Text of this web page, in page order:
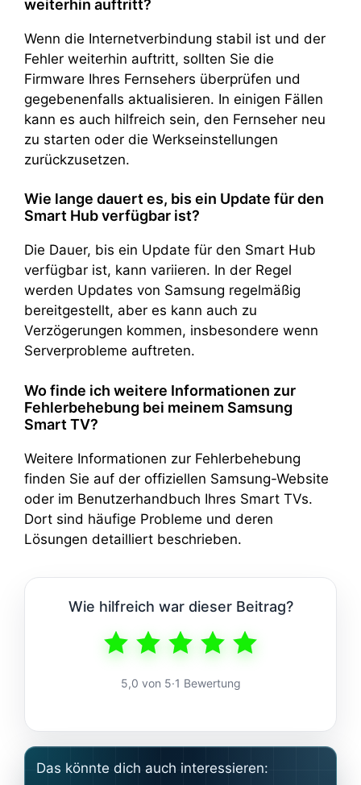
weiterhin auftritt?
Wenn die Internetverbindung stabil ist und der
Fehler weiterhin auftritt, sollten Sie die
Firmware Ihres Fernsehers überprüfen und
gegebenenfalls aktualisieren. In einigen Fällen
kann es auch hilfreich sein, den Fernseher neu
zu starten oder die Werkseinstellungen
zurückzusetzen.
Wie lange dauert es, bis ein Update für den
Smart Hub verfügbar ist?
Die Dauer, bis ein Update für den Smart Hub
verfügbar ist, kann variieren. In der Regel
werden Updates von Samsung regelmäßig
bereitgestellt, aber es kann auch zu
Verzögerungen kommen, insbesondere wenn
Serverprobleme auftreten.
Wo finde ich weitere Informationen zur
Fehlerbehebung bei meinem Samsung
Smart TV?
Weitere Informationen zur Fehlerbehebung
finden Sie auf der offiziellen Samsung-Website
oder im Benutzerhandbuch Ihres Smart TVs.
Dort sind häufige Probleme und deren
Lösungen detailliert beschrieben.
Wie hilfreich war dieser Beitrag?
5,0 von 5·1 Bewertung
Das könnte dich auch interessieren: